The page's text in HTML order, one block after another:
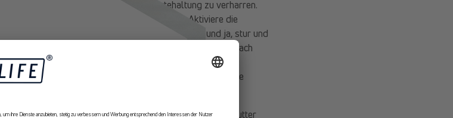
zu machen und passiv in einer Wartehaltung zu verharren.
wenn es dir gerade besonders schwerfällt. Aktiviere die
und halte diese Muskelkontraktion konzentriert und ja, stur und
freisetzt. Du weißt ja, wir können unser Gehirn einfach
fällt das Lächeln gleich viel leichter, denn dieses
verhilft dir zu einer neuen, positiven Sichtweise auf deine
bzw. im Gesicht. Jedes Lächeln ist ein wahres Kraftfutter
Rabatt
ab sofort